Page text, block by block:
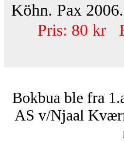
Köhn. Pax
Pris: 80 kr
Bokbua ble fra
AS v/Njaal